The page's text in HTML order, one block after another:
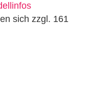
sich zzgl. 161